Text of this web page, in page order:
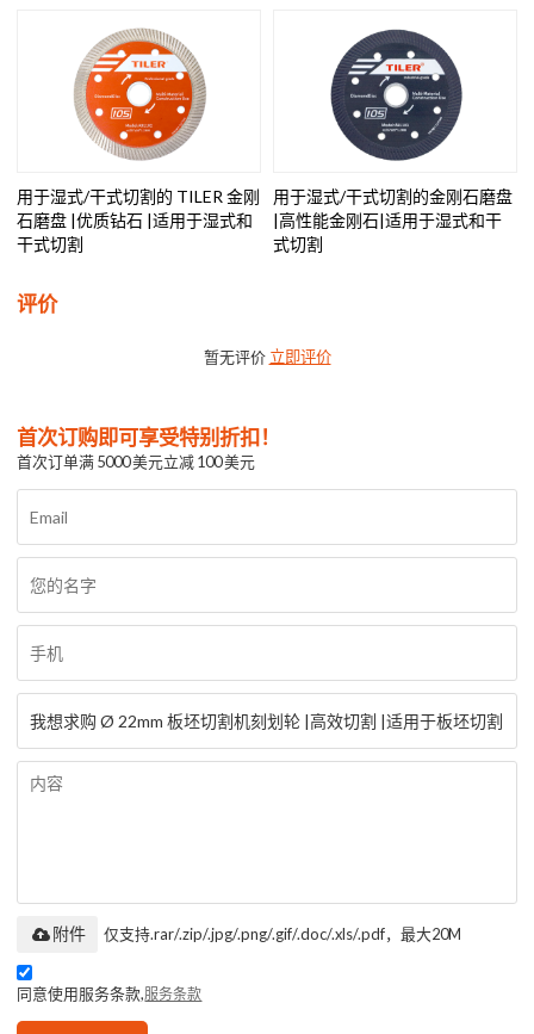
用于湿式/干式切割的 TILER 金刚
石磨盘 |优质钻石 |适用于湿式和
干式切割
用于湿式/干式切割的金刚石磨盘
|高性能金刚石|适用于湿式和干
式切割
评价
暂无评价 立即评价
首次订购即可享受特别折扣！
首次订单满 5000 美元立减 100 美元
仅支持.rar/.zip/.jpg/.png/.gif/.doc/.xls/.pdf，最大20M
附件
同意使用服务条款,服务条款